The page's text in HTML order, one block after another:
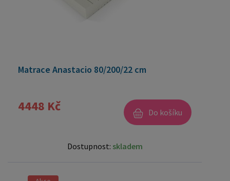
Matrace Anastacio 80/200/22 cm
4448 Kč Do košíku
Dostupnost: skladem